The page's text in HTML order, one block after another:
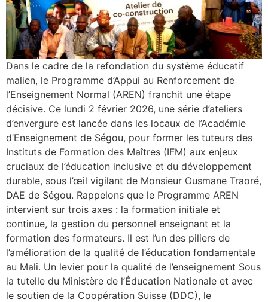
Dans le cadre de la refondation du système éducatif
malien, le Programme d’Appui au Renforcement de
l’Enseignement Normal (AREN) franchit une étape
décisive. Ce lundi 2 février 2026, une série d’ateliers
d’envergure est lancée dans les locaux de l’Académie
d’Enseignement de Ségou, pour former les tuteurs des
Instituts de Formation des Maîtres (IFM) aux enjeux
cruciaux de l’éducation inclusive et du développement
durable, sous l’œil vigilant de Monsieur Ousmane Traoré,
DAE de Ségou. Rappelons que le Programme AREN
intervient sur trois axes : la formation initiale et
continue, la gestion du personnel enseignant et la
formation des formateurs. Il est l’un des piliers de
l’amélioration de la qualité de l’éducation fondamentale
au Mali. Un levier pour la qualité de l’enseignement Sous
la tutelle du Ministère de l’Éducation Nationale et avec
le soutien de la Coopération Suisse (DDC), le